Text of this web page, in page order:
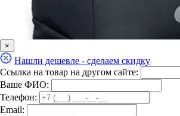
×
Нашли дешевле - сделаем скидку
Ссылка на товар на другом сайте:
Ваше ФИО:
Телефон:
Email: